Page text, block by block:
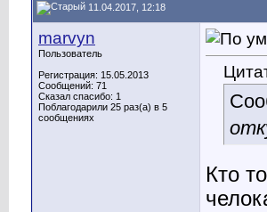
11.04.2017, 12:18
marvyn
Пользователь
Регистрация: 15.05.2013
Сообщений: 71
Сказал спасибо: 1
Поблагодарили 25 раз(а) в 5
сообщениях
Кто